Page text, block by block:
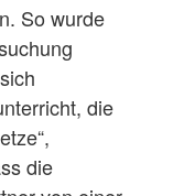
So wurde
die
die